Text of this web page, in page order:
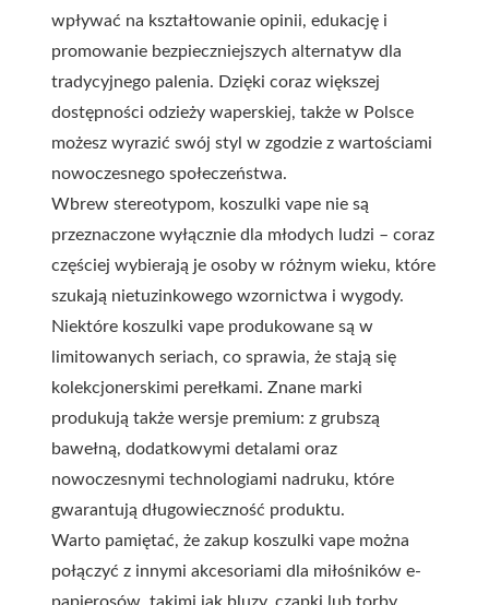
wpływać na kształtowanie opinii, edukację i
promowanie bezpieczniejszych alternatyw dla
tradycyjnego palenia. Dzięki coraz większej
dostępności odzieży waperskiej, także w Polsce
możesz wyrazić swój styl w zgodzie z wartościami
nowoczesnego społeczeństwa.
Wbrew stereotypom, koszulki vape nie są
przeznaczone wyłącznie dla młodych ludzi – coraz
częściej wybierają je osoby w różnym wieku, które
szukają nietuzinkowego wzornictwa i wygody.
Niektóre koszulki vape produkowane są w
limitowanych seriach, co sprawia, że stają się
kolekcjonerskimi perełkami. Znane marki
produkują także wersje premium: z grubszą
bawełną, dodatkowymi detalami oraz
nowoczesnymi technologiami nadruku, które
gwarantują długowieczność produktu.
Warto pamiętać, że zakup koszulki vape można
połączyć z innymi akcesoriami dla miłośników e-
papierosów, takimi jak bluzy, czapki lub torby,